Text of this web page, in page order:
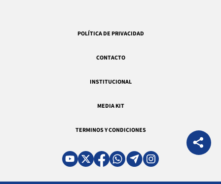
POLÍTICA DE PRIVACIDAD
CONTACTO
INSTITUCIONAL
MEDIA KIT
TERMINOS Y CONDICIONES